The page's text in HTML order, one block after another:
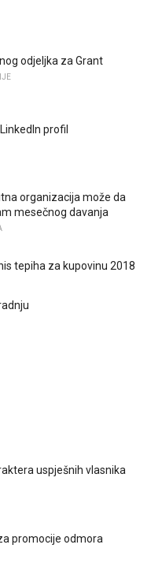
odjeljka za Grant
profil
organizacija može da
mesečnog davanja
tepiha za kupovinu 2018
uspješnih vlasnika
promocije odmora